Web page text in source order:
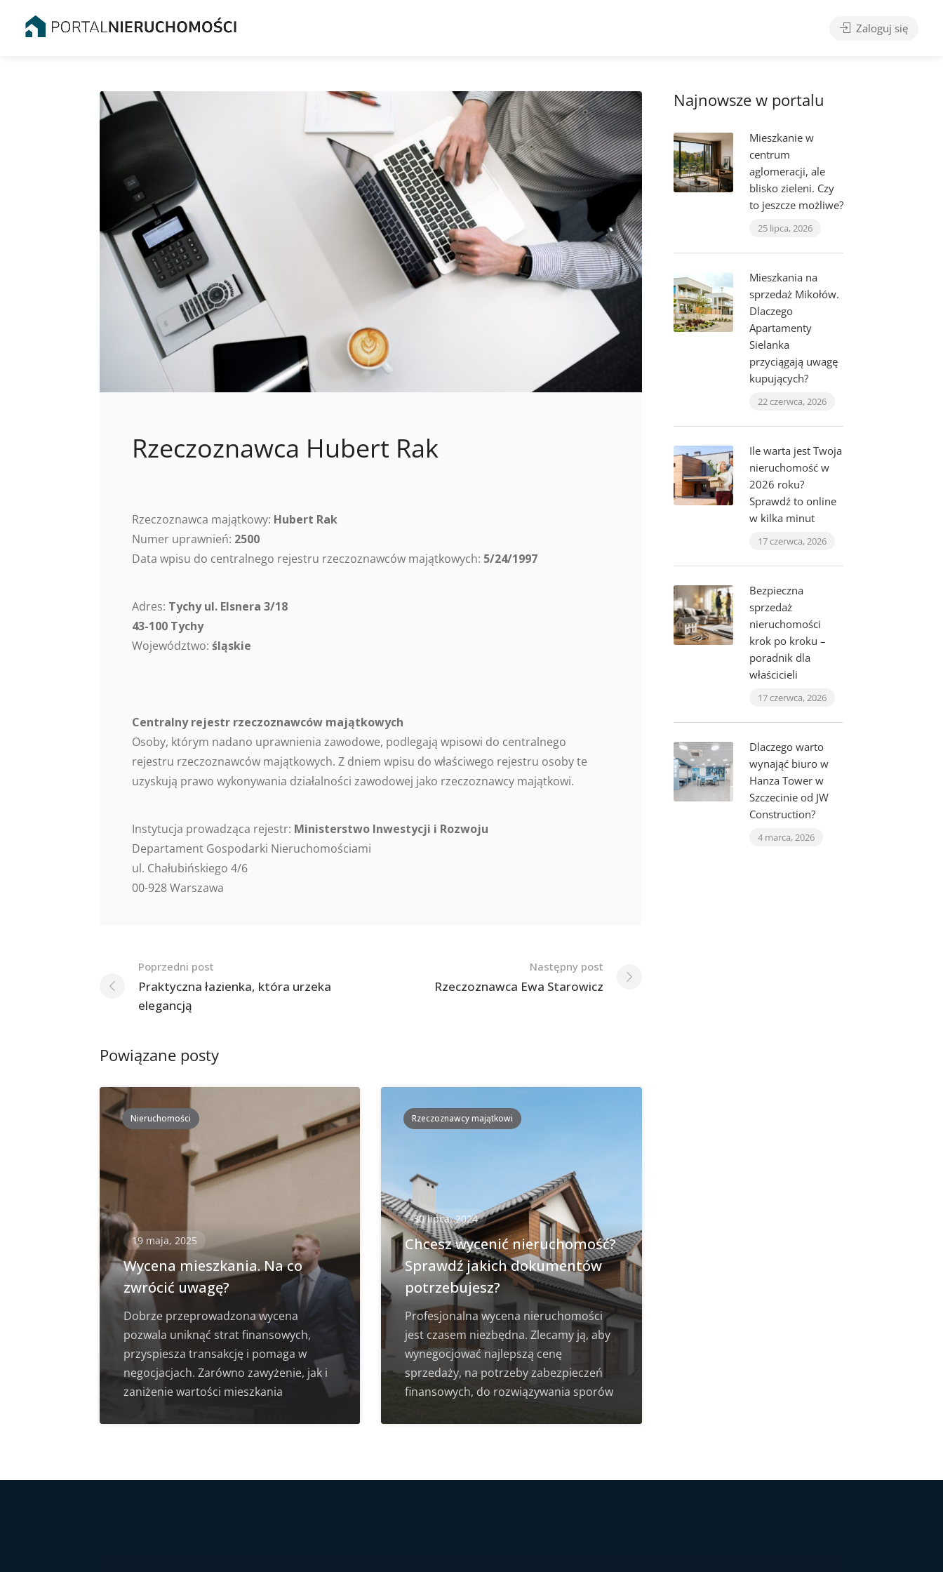
Zaloguj się
Rzeczoznawca Hubert Rak
Rzeczoznawca majątkowy: Hubert Rak
Numer uprawnień: 2500
Data wpisu do centralnego rejestru rzeczoznawców majątkowych: 5/24/1997
Adres: Tychy ul. Elsnera 3/18
43-100 Tychy
Województwo: śląskie
Centralny rejestr rzeczoznawców majątkowych
Osoby, którym nadano uprawnienia zawodowe, podlegają wpisowi do centralnego
rejestru rzeczoznawców majątkowych. Z dniem wpisu do właściwego rejestru osoby te
uzyskują prawo wykonywania działalności zawodowej jako rzeczoznawcy majątkowi.
Instytucja prowadząca rejestr: Ministerstwo Inwestycji i Rozwoju
Departament Gospodarki Nieruchomościami
ul. Chałubińskiego 4/6
00-928 Warszawa
Nawigacja
po
postach
Poprzedni post
Praktyczna łazienka, która urzeka
elegancją
Następny post
Rzeczoznawca Ewa Starowicz
Powiązane posty
Nieruchomości
19 maja, 2025
Wycena mieszkania. Na co
zwrócić uwagę?
Dobrze przeprowadzona wycena
pozwala uniknąć strat finansowych,
przyspiesza transakcję i pomaga w
negocjacjach. Zarówno zawyżenie, jak i
zaniżenie wartości mieszkania
Rzeczoznawcy majątkowi
30 lipca, 2024
Chcesz wycenić nieruchomość?
Sprawdź jakich dokumentów
potrzebujesz?
Profesjonalna wycena nieruchomości
jest czasem niezbędna. Zlecamy ją, aby
wynegocjować najlepszą cenę
sprzedaży, na potrzeby zabezpieczeń
finansowych, do rozwiązywania sporów
Najnowsze w portalu
Mieszkanie w
centrum
aglomeracji, ale
blisko zieleni. Czy
to jeszcze możliwe?
25 lipca, 2026
Mieszkania na
sprzedaż Mikołów.
Dlaczego
Apartamenty
Sielanka
przyciągają uwagę
kupujących?
22 czerwca, 2026
Ile warta jest Twoja
nieruchomość w
2026 roku?
Sprawdź to online
w kilka minut
17 czerwca, 2026
Bezpieczna
sprzedaż
nieruchomości
krok po kroku –
poradnik dla
właścicieli
17 czerwca, 2026
Dlaczego warto
wynająć biuro w
Hanza Tower w
Szczecinie od JW
Construction?
4 marca, 2026